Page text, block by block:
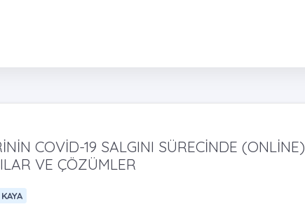
COVİD-19 SALGINI SÜRECİNDE (ONLİNE)
VE ÇÖZÜMLER